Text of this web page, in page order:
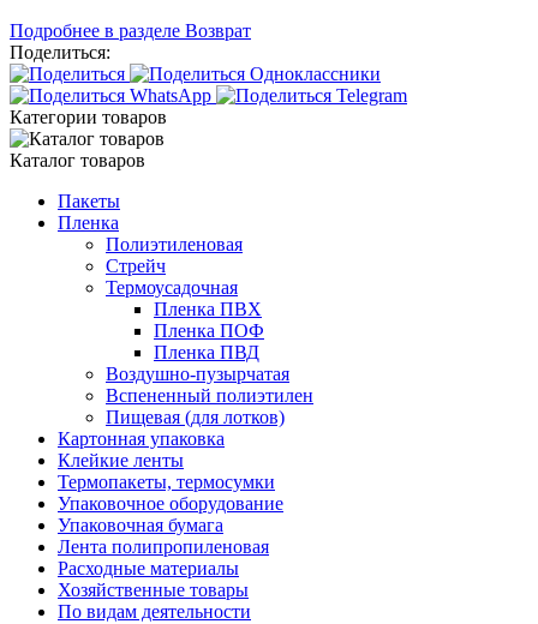
Подробнее в разделе Возврат
Поделиться:
Категории товаров
Каталог товаров
Пакеты
Пленка
Полиэтиленовая
Стрейч
Термоусадочная
Пленка ПВХ
Пленка ПОФ
Пленка ПВД
Воздушно-пузырчатая
Вспененный полиэтилен
Пищевая (для лотков)
Картонная упаковка
Клейкие ленты
Термопакеты, термосумки
Упаковочное оборудование
Упаковочная бумага
Лента полипропиленовая
Расходные материалы
Хозяйственные товары
По видам деятельности